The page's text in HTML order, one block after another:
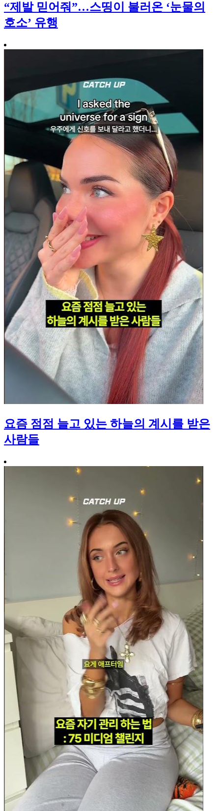
“제발 믿어줘”…스띵이 불러온 ‘눈물의
호소’ 유행
요즘 점점 늘고 있는 하늘의 계시를 받은
사람들